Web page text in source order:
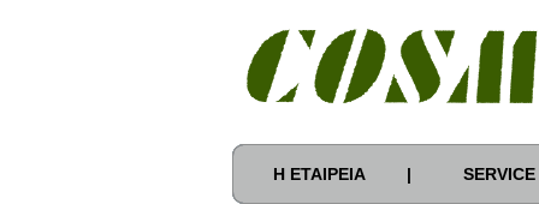
Η ΕΤΑΙΡΕΙΑ | SERVICE